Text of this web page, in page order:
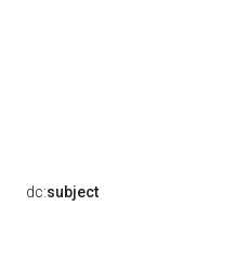
dc:subject